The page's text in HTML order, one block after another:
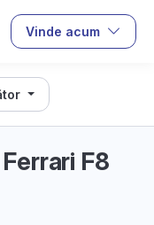
Vinde acum
F8